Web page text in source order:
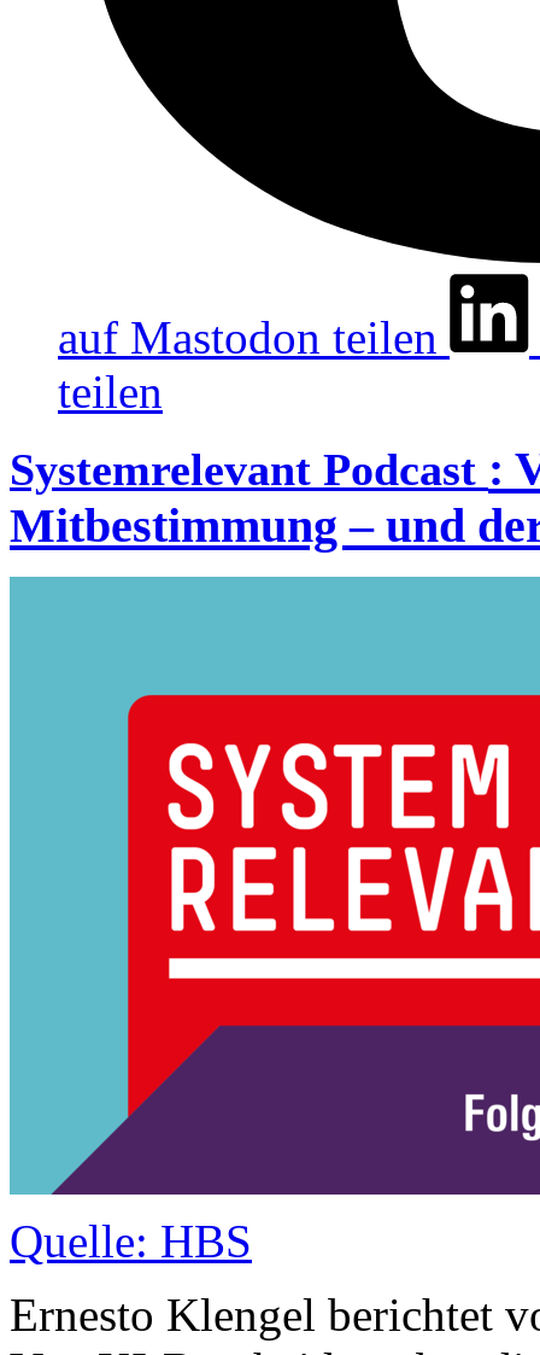
auf Mastodon teilen
teilen
Systemrelevant Podcast :
Mitbestimmung – und
Quelle: HBS
Ernesto Klengel berichtet